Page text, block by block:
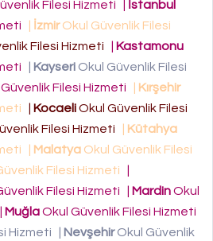
Filesi Hizmeti
İstanbul
İzmirOkul Güvenlik Filesi
Filesi Hizmeti
Kastamonu
Kayseri Okul Güvenlik Filesi
Filesi Hizmeti
Kırşehir
KocaeliOkul Güvenlik Filesi
Filesi Hizmeti
Kütahya
Malatya Okul Güvenlik Filesi
Filesi Hizmeti
Filesi Hizmeti MardinOkul
MuğlaOkul Güvenlik Filesi Hizmeti
Hizmeti NevşehirOkul Güvenlik